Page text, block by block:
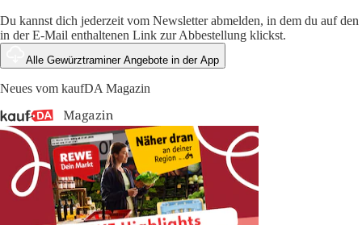
Du kannst dich jederzeit vom Newsletter abmelden, in dem du auf den
in der E-Mail enthaltenen Link zur Abbestellung klickst.
Alle Gewürztraminer Angebote in der App
Neues vom kaufDA Magazin